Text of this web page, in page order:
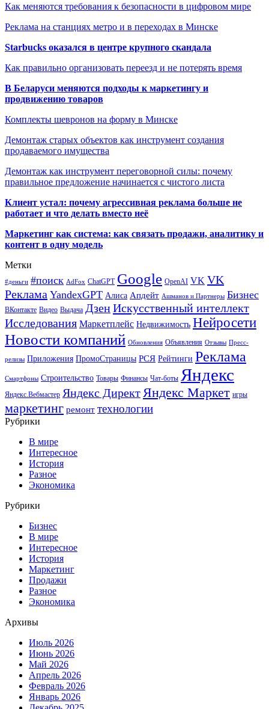
Как меняются требования к безопасности в цифровом мире
Реклама на станциях метро и в переходах в Минске
Starbucks оказался в центре крупного скандала
Как правильно организовать переезд и не потерять время
В Беларуси меняются подходы к маркетингу и
продвижению товаров
Комплекты шевронов на форму в Минске
Демонтаж старых объектов как инструмент создания
продаваемого имущества
Демонтаж как инструмент переговорной силы: почему
правильное предложение начинается с чистого листа
Клиент устал: почему агрессивная реклама больше не
работает и что делать вместо неё
Маркетинг как система: как связать продажи, аналитику и
контент в одну модель
Метки
#деньги #поиск AdFox ChatGPT Google OpenAI VK VK
Реклама YandexGPT Алиса Апдейт Ашманов и Партнеры Бизнес
ВКонтакте Видео Выдача ДзенИскусственный интеллект
Исследования Маркетплейс Недвижимость Нейросети
Новости компаний Обновления Объявления Отзывы Пресс-
релизы Приложения ПромоСтраницы РСЯ Рейтинги Реклама
Смартфоны Строительство Товары Финансы Чат-боты Яндекс
Яндекс.Вебмастер Яндекс Директ Яндекс Маркет игры
маркетинг ремонт технологии
Рубрики
В мире
Интересное
История
Разное
Экономика
Рубрики
Бизнес
В мире
Интересное
История
Маркетинг
Продажи
Разное
Экономика
Архивы
Июль 2026
Июнь 2026
Май 2026
Апрель 2026
Февраль 2026
Январь 2026